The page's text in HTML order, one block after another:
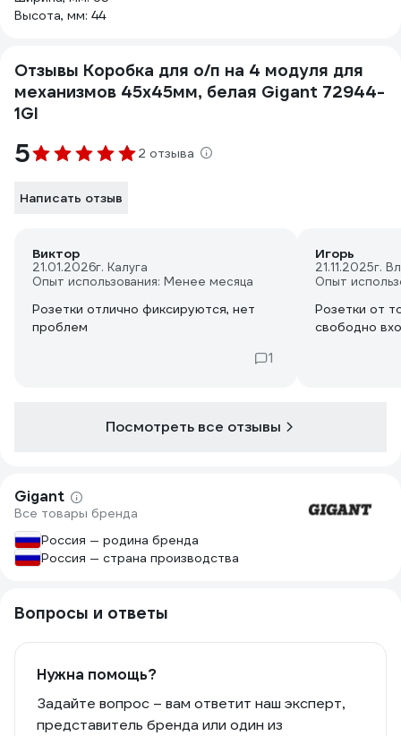
Высота, мм: 44
Отзывы Коробка для о/п на 4 модуля для
механизмов 45х45мм, белая Gigant 72944-
1GI
5 2 отзыва
Написать отзыв
Виктор
21.01.2026г. Калуга
Опыт использования: Менее месяца
Розетки отлично фиксируются, нет
проблем
1
Игорь
21.11.2025г.
Опыт
Розетки от
свободно
Посмотреть все отзывы
Gigant
Все товары бренда
Россия — родина бренда
Россия — страна производства
Вопросы и ответы
Нужна помощь?
Задайте вопрос – вам ответит наш эксперт,
представитель бренда или один из